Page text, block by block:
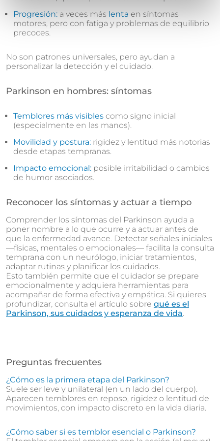
Progresión: a veces más lenta en síntomas
motores, pero con fatiga y problemas de equilibrio
precoces.
No son patrones universales, pero ayudan a
personalizar la detección y el cuidado.
Parkinson en hombres: síntomas
Temblores más visibles como signo inicial
(especialmente en las manos).
Movilidad y postura: rigidez y lentitud más notorias
desde etapas tempranas.
Impacto emocional: posible irritabilidad o cambios
de humor asociados.
Reconocer los síntomas y actuar a tiempo
Comprender los síntomas del Parkinson ayuda a
poner nombre a lo que ocurre y a actuar antes de
que la enfermedad avance. Detectar señales iniciales
—físicas, mentales o emocionales— facilita la consulta
temprana con un neurólogo, iniciar tratamientos,
adaptar rutinas y planificar los cuidados.
Esto también permite que el cuidador se prepare
emocionalmente y adquiera herramientas para
acompañar de forma efectiva y empática. Si quieres
profundizar, consulta el artículo sobre qué es el
Parkinson, sus cuidados y esperanza de vida.
Preguntas frecuentes
¿Cómo es la primera etapa del Parkinson?
Suele ser leve y unilateral (en un lado del cuerpo).
Aparecen temblores en reposo, rigidez o lentitud de
movimientos, con impacto discreto en la vida diaria.
¿Cómo saber si es temblor esencial o Parkinson?